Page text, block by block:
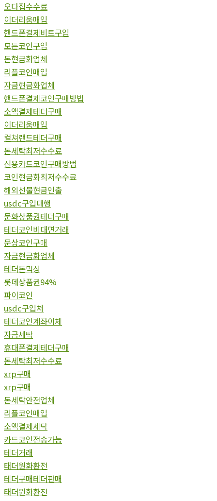
오다집수수료
이더리움매입
핸드폰결제비트구입
모든코인구입
돈현금화업체
리플코인매입
자금현금화업체
핸드폰결제코인구매방법
소액결제테더구매
이더리움매입
컬쳐랜드테더구매
돈세탁최저수수료
신용카드코인구매방법
코인현금화최저수수료
해외선물현금인출
usdc구입대행
문화상품권테더구매
테더코인비대면거래
문상코인구매
자금현금화업체
테더돈믹싱
롯데상품권94%
파이코인
usdc구입처
테더코인계좌이체
자금세탁
휴대폰결제테더구매
돈세탁최저수수료
xrp구매
xrp구매
돈세탁안전업체
리플코인매입
소액결제세탁
카드코인전송가능
테더거래
태더원화환전
테더구매테더판매
태더원화환전